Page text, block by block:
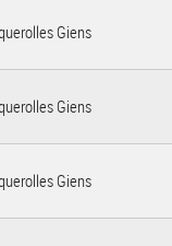
Giens
Giens
Giens